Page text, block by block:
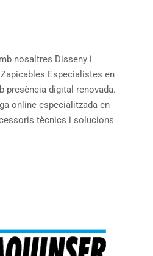
nosaltres Disseny i
Especialistes en
presència digital renovada.
online especialitzada en
tècnics i solucions